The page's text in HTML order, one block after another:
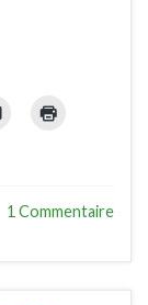
1 Commentaire